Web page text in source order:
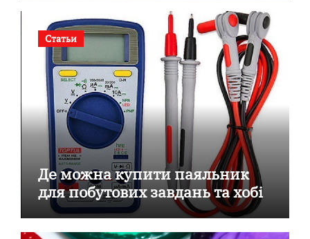
Статьи
Де можна купити паяльник
для побутових завдань та хобі